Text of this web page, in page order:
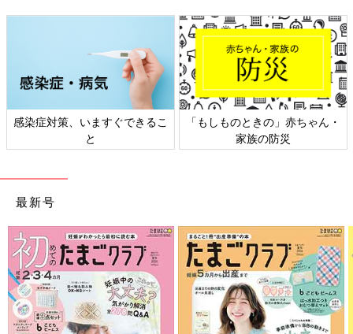
感染症対策、いますぐできるこ
と
「もしものときの」赤ちゃん・
家族の防災
最新号